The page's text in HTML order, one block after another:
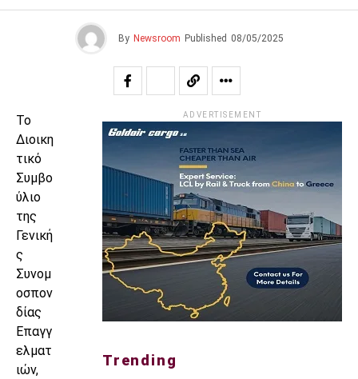
By Newsroom Published 08/05/2025
Το
Διοικη
τικό
Συμβο
ύλιο
της
Γενική
ς
Συνομ
οσπον
δίας
Επαγγ
ελματ
ιών,
ADVERTISEMENT
Trending